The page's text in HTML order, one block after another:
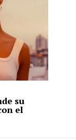
su
el